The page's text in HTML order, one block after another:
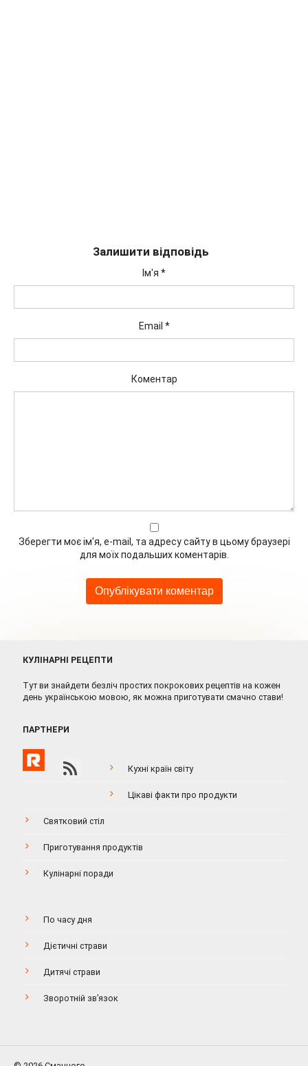
Залишити відповідь
Ім'я *
Email *
Коментар
Зберегти моє ім'я, e-mail, та адресу сайту в цьому браузері
для моїх подальших коментарів.
КУЛІНАРНІ РЕЦЕПТИ
Тут ви знайдети безліч простих покрокових рецептів на кожен
день українською мовою, як можна приготувати смачно стави!
ПАРТНЕРИ
Кухні країн світу
Цікаві факти про продукти
Святковий стіл
Приготування продуктів
Кулінарні поради
По часу дня
Дієтичні страви
Дитячі страви
Зворотній зв’язок